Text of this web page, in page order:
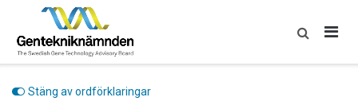
content
Stäng av ordförklaringar